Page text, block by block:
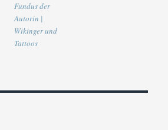
Fundus der
Autorin |
Wikinger und
Tattoos